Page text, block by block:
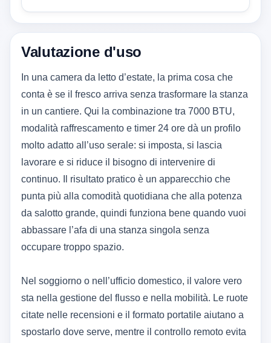
Valutazione d'uso
In una camera da letto d’estate, la prima cosa che
conta è se il fresco arriva senza trasformare la stanza
in un cantiere. Qui la combinazione tra 7000 BTU,
modalità raffrescamento e timer 24 ore dà un profilo
molto adatto all’uso serale: si imposta, si lascia
lavorare e si riduce il bisogno di intervenire di
continuo. Il risultato pratico è un apparecchio che
punta più alla comodità quotidiana che alla potenza
da salotto grande, quindi funziona bene quando vuoi
abbassare l’afa di una stanza singola senza
occupare troppo spazio.
Nel soggiorno o nell’ufficio domestico, il valore vero
sta nella gestione del flusso e nella mobilità. Le ruote
citate nelle recensioni e il formato portatile aiutano a
spostarlo dove serve, mentre il controllo remoto evita